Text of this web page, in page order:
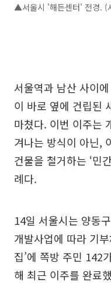
▲서울시 '해든센터' 전경. (
서울역과 남산 사이
이 바로 옆에 건립된
마쳤다. 이번 이주는
겨나는 방식이 아닌,
건물을 철거하는 ‘민
례다.
14일 서울시는 양동
개발사업에 따라 기
집’에 쪽방 주민 142
해 최근 이주를 완료